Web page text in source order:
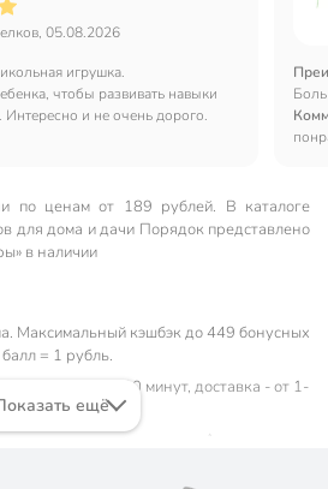
05.08.2026
игрушка.
чтобы развивать навыки
и не очень дорого.
по ценам от 189 рублей. В каталоге
для дома и дачи Порядок представлено
в наличии
Максимальный кэшбэк до 449 бонусных
= 1 рубль.
Самовывоз от 60 минут, доставка - от 1-
из магазинов города Астрахань.
ещё